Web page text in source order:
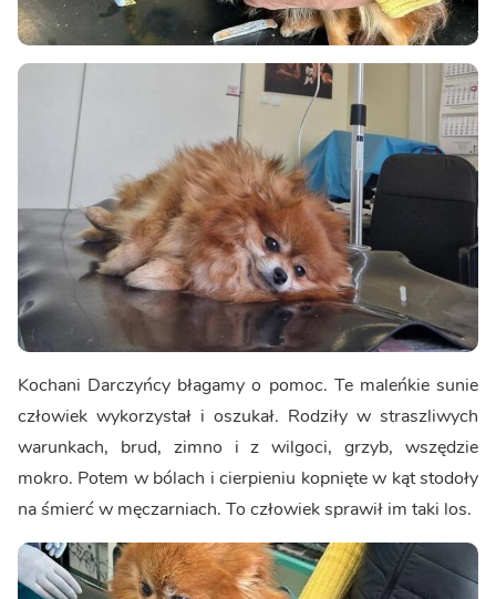
Kochani Darczyńcy błagamy o pomoc. Te maleńkie sunie
człowiek wykorzystał i oszukał. Rodziły w straszliwych
warunkach, brud, zimno i z wilgoci, grzyb, wszędzie
mokro. Potem w bólach i cierpieniu kopnięte w kąt stodoły
na śmierć w męczarniach. To człowiek sprawił im taki los.